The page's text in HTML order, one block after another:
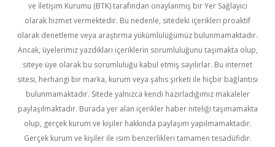
ve İletişim Kurumu (BTK) tarafından onaylanmış bir Yer Sağlayıcı
olarak hizmet vermektedir. Bu nedenle, sitedeki içerikleri proaktif
olarak denetleme veya araştırma yükümlülüğümüz bulunmamaktadır.
Ancak, üyelerimiz yazdıkları içeriklerin sorumluluğunu taşımakta olup,
siteye üye olarak bu sorumluluğu kabul etmiş sayılırlar. Bu internet
sitesi, herhangi bir marka, kurum veya şahıs şirketi ile hiçbir bağlantısı
bulunmamaktadır. Sitede yalnızca kendi hazırladığımız makaleler
paylaşılmaktadır. Burada yer alan içerikler haber niteliği taşımamakta
olup, gerçek kurum ve kişiler hakkında paylaşım yapılmamaktadır.
Gerçek kurum ve kişiler ile isim benzerlikleri tamamen tesadüfidir.